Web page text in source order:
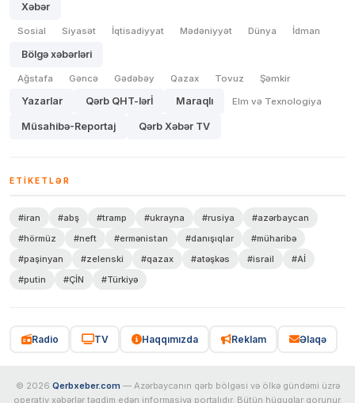
Xəbər
Sosial Siyasət İqtisadiyyat Mədəniyyət Dünya İdman
Bölgə xəbərləri
Ağstafa Gəncə Gədəbəy Qazax Tovuz Şəmkir
Yazarlar Qərb QHT-lərİ Maraqlı Elm və Texnologiya
Müsahibə-Reportaj Qərb Xəbər TV
ETIKETLƏR
#iran #abş #tramp #ukrayna #rusiya
#azərbaycan
#hörmüz
#neft #ermənistan #danışıqlar
#müharibə
#paşinyan
#zelenski #qazax #atəşkəs #israil
#Aİ
#putin
#ÇİN #Türkiyə
Radio TV Haqqımızda Reklam Əlaqə
© 2026 Qerbxeber.com — Azərbaycanın qərb bölgəsi və ölkə gündəmi üzrə
operativ xəbərlər təqdim edən informasiya portalıdır. Bütün hüquqlar qorunur.